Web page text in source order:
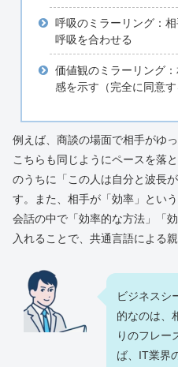
呼吸のミラーリング：
呼吸を合わせる
価値観のミラーリング
感を示す（完全に同意す
例えば、商談の場面で相手がゆ
こちらも同じようにペースを落
のうちに「この人は自分と波長
す。また、相手が「効率」とい
会話の中で「効率的な方法」「
入れることで、共通言語による
ビジネスシ
的なのは、
りのフレー
ば、IT業界